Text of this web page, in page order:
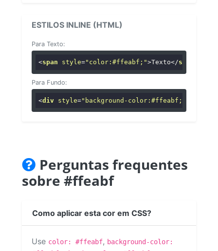
ESTILOS INLINE (HTML)
Para Texto:
<span style="color:#ffeabf;">Texto</span
Para Fundo:
<div style="background-color:#ffeabf;"
Perguntas frequentes
sobre #ffeabf
Como aplicar esta cor em CSS?
Use color: #ffeabf, background-color: